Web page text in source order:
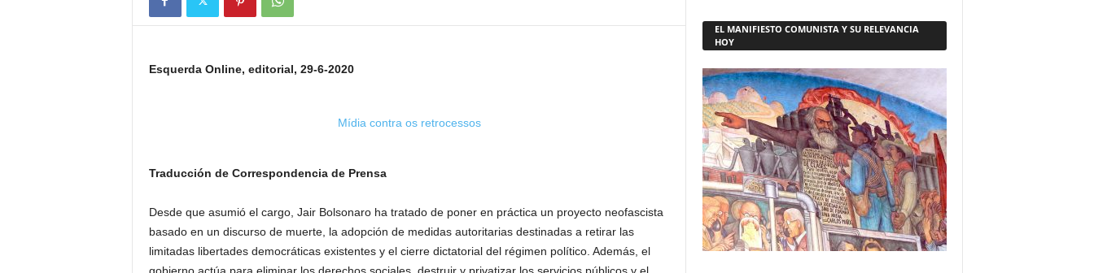
Esquerda Online, editorial, 29-6-2020
Mídia contra os retrocessos
Traducción de Correspondencia de Prensa
Desde que asumió el cargo, Jair Bolsonaro ha tratado de poner en práctica un proyecto neofascista
basado en un discurso de muerte, la adopción de medidas autoritarias destinadas a retirar las
limitadas libertades democráticas existentes y el cierre dictatorial del régimen político. Además, el
EL MANIFIESTO COMUNISTA Y SU RELEVANCIA
HOY